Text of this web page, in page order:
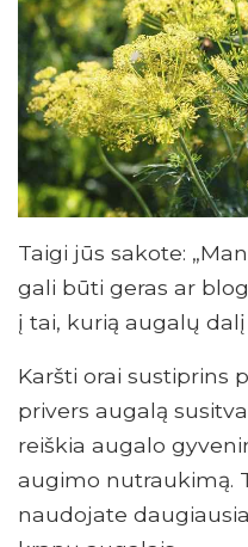
Taigi jūs sakote:
gali būti geras ar
į tai, kurią augalų
Karšti orai sustiprins
privers augalą
reiškia augalo
augimo nutraukimą.
naudojate